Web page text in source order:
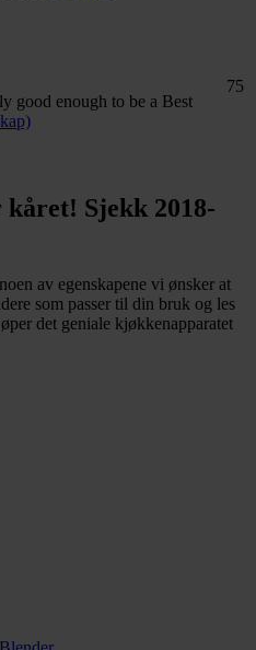
good enough to be a Best
75
Sjekk 2018-
av egenskapene vi ønsker at
som passer til din bruk og les
det geniale kjøkkenapparatet